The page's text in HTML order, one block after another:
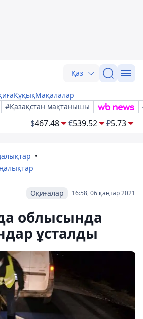
Қаз
ҚұқықМақалалар
#Қазақстан мақтанышы
$467.48 €539.52 ₽5.73
16:58, 06 қаңтар 2021
Оқиғалар
облысында
ұсталды